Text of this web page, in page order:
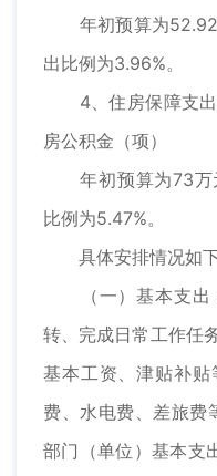
年初预算为52.92
出比例为3.96%。
4、住房保障支出
房公积金（项）
年初预算为73万
比例为5.47%。
具体安排情况如下
（一）基本支出
转、完成日常工作任
基本工资、津贴补
费、水电费、差旅费
部门（单位）基本支